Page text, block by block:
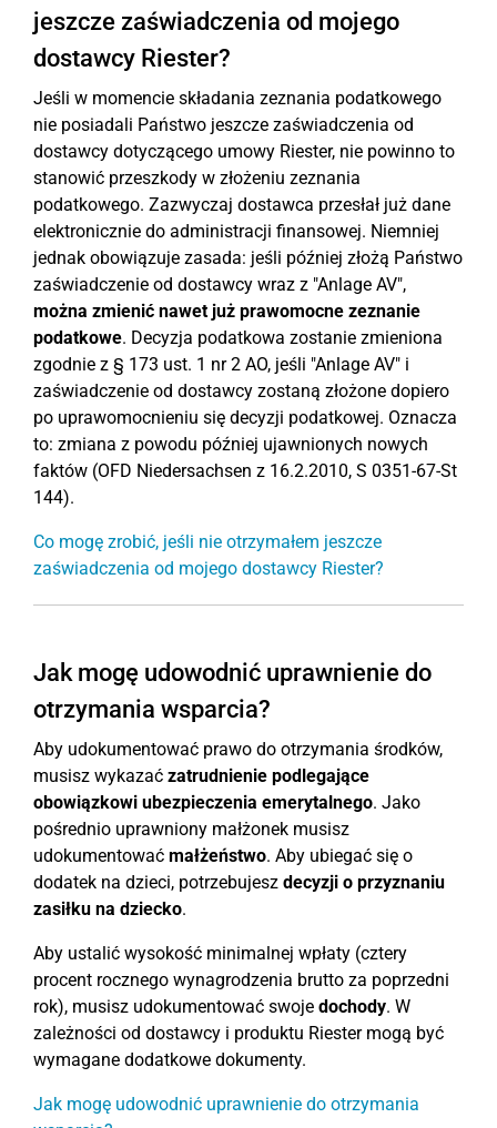
jeszcze zaświadczenia od mojego
dostawcy Riester?
Jeśli w momencie składania zeznania podatkowego
nie posiadali Państwo jeszcze zaświadczenia od
dostawcy dotyczącego umowy Riester, nie powinno to
stanowić przeszkody w złożeniu zeznania
podatkowego. Zazwyczaj dostawca przesłał już dane
elektronicznie do administracji finansowej. Niemniej
jednak obowiązuje zasada: jeśli później złożą Państwo
zaświadczenie od dostawcy wraz z "Anlage AV",
można zmienić nawet już prawomocne zeznanie
podatkowe. Decyzja podatkowa zostanie zmieniona
zgodnie z § 173 ust. 1 nr 2 AO, jeśli "Anlage AV" i
zaświadczenie od dostawcy zostaną złożone dopiero
po uprawomocnieniu się decyzji podatkowej. Oznacza
to: zmiana z powodu później ujawnionych nowych
faktów (OFD Niedersachsen z 16.2.2010, S 0351-67-St
144).
Co mogę zrobić, jeśli nie otrzymałem jeszcze
zaświadczenia od mojego dostawcy Riester?
Jak mogę udowodnić uprawnienie do
otrzymania wsparcia?
Aby udokumentować prawo do otrzymania środków,
musisz wykazać zatrudnienie podlegające
obowiązkowi ubezpieczenia emerytalnego. Jako
pośrednio uprawniony małżonek musisz
udokumentować małżeństwo. Aby ubiegać się o
dodatek na dzieci, potrzebujesz decyzji o przyznaniu
zasiłku na dziecko.
Aby ustalić wysokość minimalnej wpłaty (cztery
procent rocznego wynagrodzenia brutto za poprzedni
rok), musisz udokumentować swoje dochody. W
zależności od dostawcy i produktu Riester mogą być
wymagane dodatkowe dokumenty.
Jak mogę udowodnić uprawnienie do otrzymania